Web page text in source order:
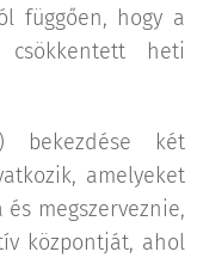
függően, hogy a
heti
két
amelyeket
megszerveznie,
központját, ahol